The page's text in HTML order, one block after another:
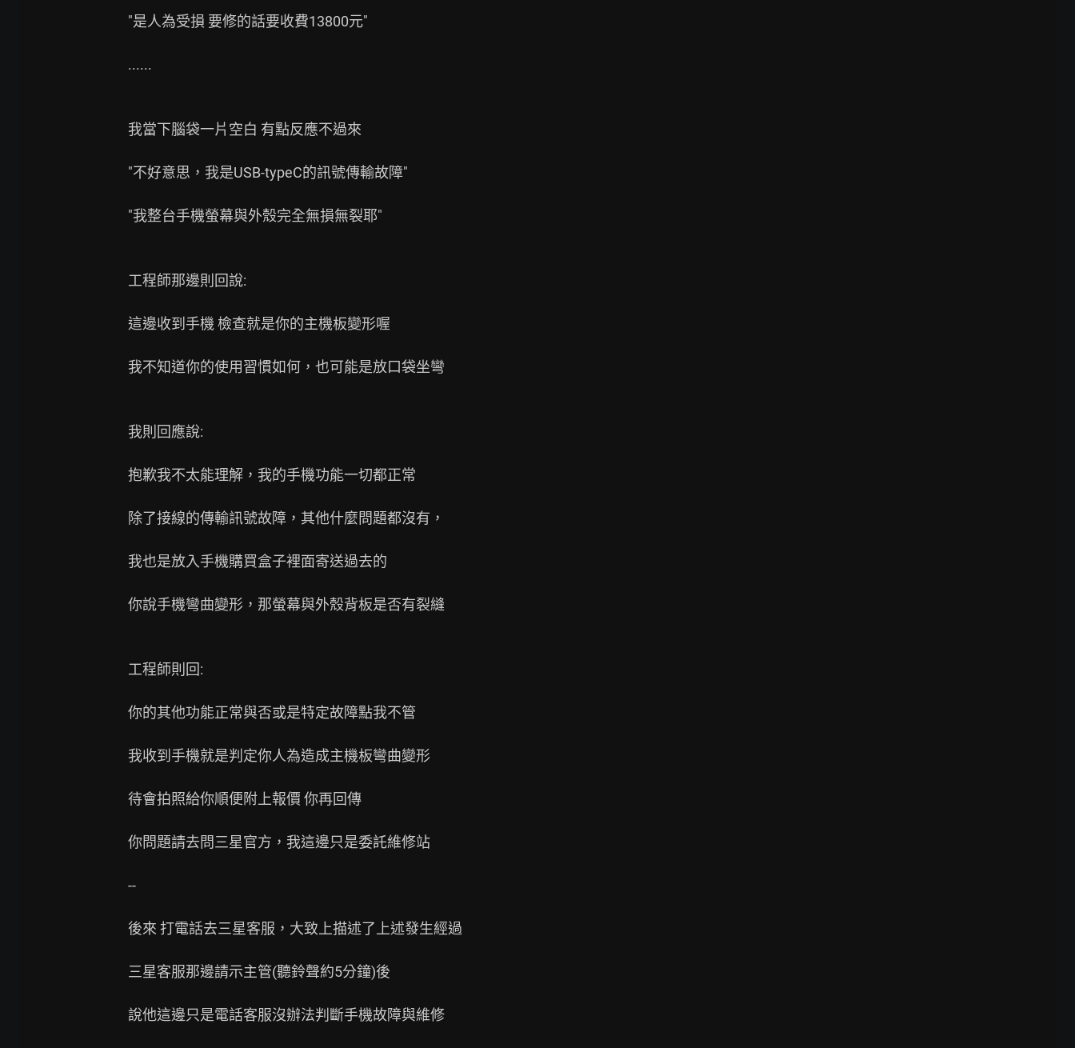
"是人為受損 要修的話要收費13800元"
......
我當下腦袋一片空白 有點反應不過來
"不好意思，我是USB-typeC的訊號傳輸故障"
"我整台手機螢幕與外殼完全無損無裂耶"
工程師那邊則回說:
這邊收到手機 檢查就是你的主機板變形喔
我不知道你的使用習慣如何，也可能是放口袋坐彎
我則回應說:
抱歉我不太能理解，我的手機功能一切都正常
除了接線的傳輸訊號故障，其他什麼問題都沒有，
我也是放入手機購買盒子裡面寄送過去的
你說手機彎曲變形，那螢幕與外殼背板是否有裂縫
工程師則回:
你的其他功能正常與否或是特定故障點我不管
我收到手機就是判定你人為造成主機板彎曲變形
待會拍照給你順便附上報價 你再回傳
你問題請去問三星官方，我這邊只是委託維修站
--
後來 打電話去三星客服，大致上描述了上述發生經過
三星客服那邊請示主管(聽鈴聲約5分鐘)後
說他這邊只是電話客服沒辦法判斷手機故障與維修